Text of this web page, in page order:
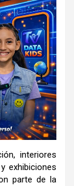
interiores
exhibiciones
parte de la